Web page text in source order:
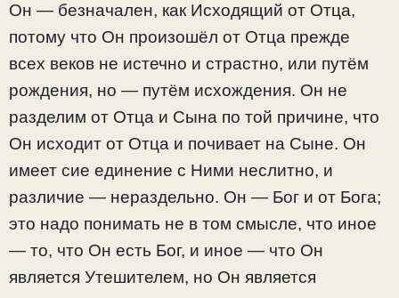
Он — безначален, как Исходящий от Отца,
потому что Он произошёл от Отца прежде
всех веков не истечно и страстно, или путём
рождения, но — путём исхождения. Он не
разделим от Отца и Сына по той причине, что
Он исходит от Отца и почивает на Сыне. Он
имеет сие единение с Ними неслитно, и
различие — нераздельно. Он — Бог и от Бога;
это надо понимать не в том смысле, что иное
— то, что Он есть Бог, и иное — что Он
является Утешителем, но Он является